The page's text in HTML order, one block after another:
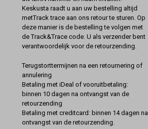
Keskusta raadt u aan uw bestelling altijd
metTrack trace aan ons retour te sturen. Op
deze manier is de bestelling te volgen met
de Track&Trace code. U als verzender bent
verantwoordelijk voor de retourzending.
Terugstorttermijnen na een retournering of
annulering
Betaling met iDeal of vooruitbetaling:
binnen 10 dagen na ontvangst van de
retourzending
Betaling met creditcard: binnen 14 dagen na
ontvangst van de retourzending.